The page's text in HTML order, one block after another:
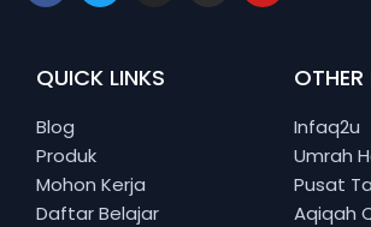
QUICK LINKS
Blog
Produk
Mohon Kerja
Daftar Belajar
OTHER
Infaq2u
Umrah
Pusat
Aqiqah